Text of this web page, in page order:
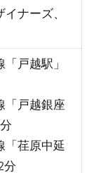
イナーズ、
戸越駅」
「戸越銀座
「荏原中延
分